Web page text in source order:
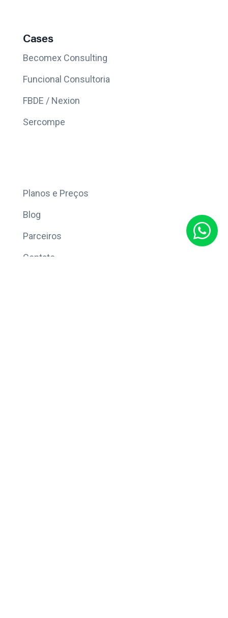
Cases
Becomex Consulting
Funcional Consultoria
FBDE / Nexion
Sercompe
Planos e Preços
Blog
Parceiros
Contato